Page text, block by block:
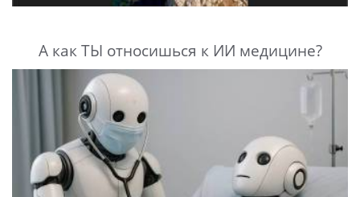
А как ТЫ относишься к ИИ медицине?